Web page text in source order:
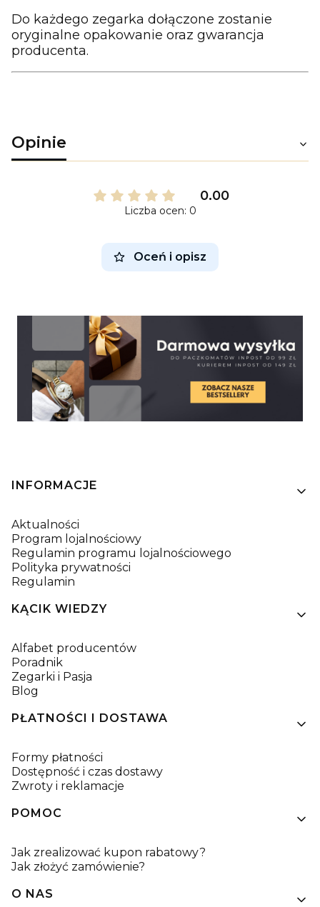
Do każdego zegarka dołączone zostanie
oryginalne opakowanie oraz gwarancja
producenta.
Opinie
0.00
Liczba ocen: 0
Oceń i opisz
Linki w stopce
INFORMACJE
Aktualności
Program lojalnościowy
Regulamin programu lojalnościowego
Polityka prywatności
Regulamin
KĄCIK WIEDZY
Alfabet producentów
Poradnik
Zegarki i Pasja
Blog
PŁATNOŚCI I DOSTAWA
Formy płatności
Dostępność i czas dostawy
Zwroty i reklamacje
POMOC
Jak zrealizować kupon rabatowy?
Jak złożyć zamówienie?
O NAS